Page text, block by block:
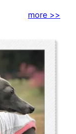
more >>